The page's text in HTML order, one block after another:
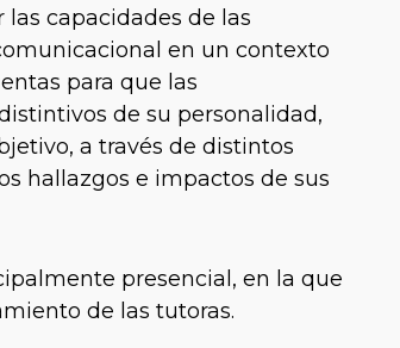
capacidades de las
en un contexto
para que las
de su personalidad,
a través de distintos
hallazgos e impactos de sus
presencial, en la que
de las tutoras.